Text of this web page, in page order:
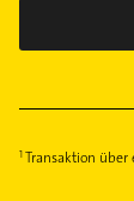
Transaktion über